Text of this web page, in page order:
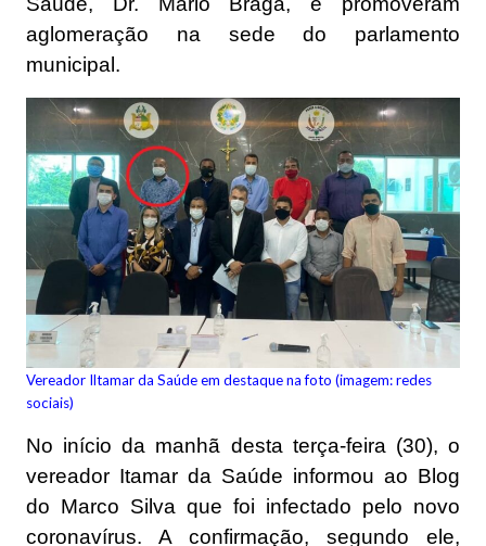
aglomeração na sede do parlamento
municipal.
Vereador Iltamar da Saúde em destaque na foto (imagem: redes
sociais)
No início da manhã desta terça-feira (30), o
vereador Itamar da Saúde informou ao Blog
do Marco Silva que foi infectado pelo novo
coronavírus. A confirmação, segundo ele,